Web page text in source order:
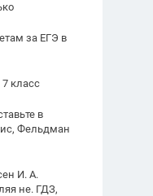
за ЕГЭ в
класс
в
Фельдман
И. А.
не. ГДЗ,